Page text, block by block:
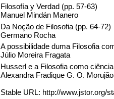
Filosofía y Verdad (pp. 57-63)
Manuel Mindán Manero
Da Noção de Filosofia (pp. 64-72)
Germano Rocha
A possibilidade duma Filosofia
Júlio Moreira Fragata
Husserl e a Filosofia como
Alexandra Fradique G. O. Morujão
Stable URL: http://www.jstor.org/